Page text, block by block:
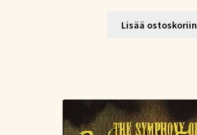
Lisää ostoskoriin